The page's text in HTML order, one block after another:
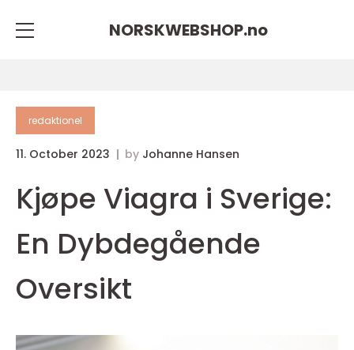
NORSKWEBSHOP.no
redaktionel
11. October 2023 by Johanne Hansen
Kjøpe Viagra i Sverige:
En Dybdegående
Oversikt